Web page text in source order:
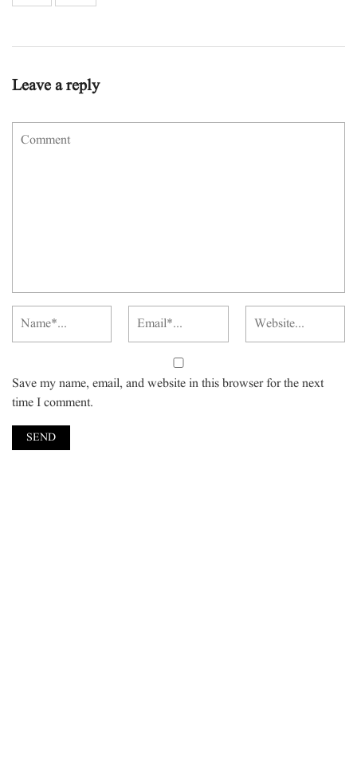
Leave a reply
Save my name, email, and website in this browser for the next
time I comment.